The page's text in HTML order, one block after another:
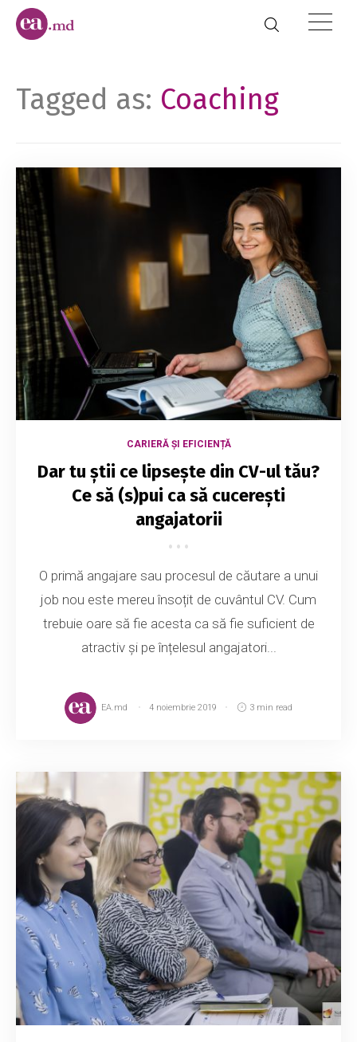
Tagged as: Coaching
CARIERĂ ȘI EFICIENȚĂ
Dar tu știi ce lipsește din CV-ul tău?
Ce să (s)pui ca să cucerești
angajatorii
O primă angajare sau procesul de căutare a unui
job nou este mereu însoțit de cuvântul CV. Cum
trebuie oare să fie acesta ca să fie suficient de
atractiv și pe înțelesul angajatori...
EA.md 4 noiembrie 2019 3 min read